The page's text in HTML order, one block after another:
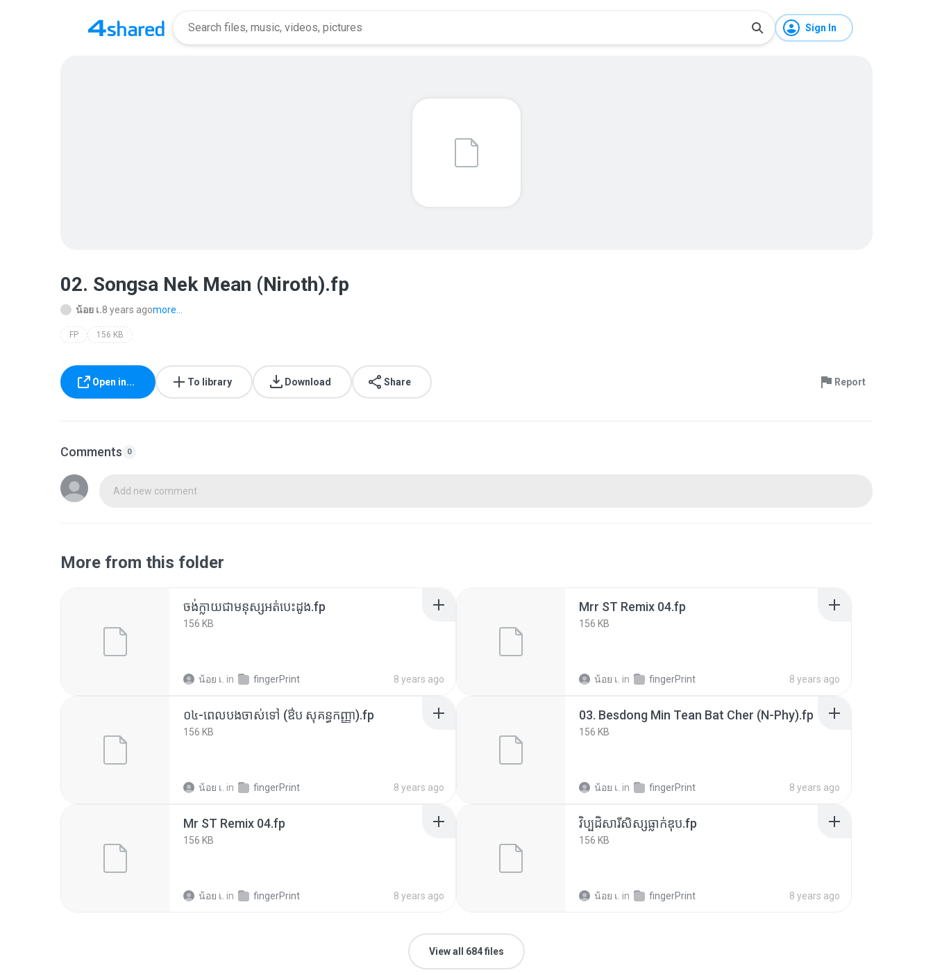
Sign In
02. Songsa Nek Mean (Niroth).fp
น้อย เ.8 years agomore...
FP 156 KB
Open in... To library Download Share Report
Comments 0
Add new comment
More from this folder
ចង់ក្លាយជាមនុស្សអត់បេះដូង.fp
156 KB
น้อย เ. in fingerPrint 8 years ago
Mrr ST Remix 04.fp
156 KB
น้อย เ. in fingerPrint 8 years ago
០៤-ពេលបងចាស់ទៅ (ឳប សុគន្ធកញ្ញា).fp
156 KB
น้อย เ. in fingerPrint 8 years ago
03. Besdong Min Tean Bat Cher (N-Phy).fp
156 KB
น้อย เ. in fingerPrint 8 years ago
Mr ST Remix 04.fp
156 KB
น้อย เ. in fingerPrint 8 years ago
វិប្បដិសារីសិស្សធ្លាក់ឌុប.fp
156 KB
น้อย เ. in fingerPrint 8 years ago
View all 684 files